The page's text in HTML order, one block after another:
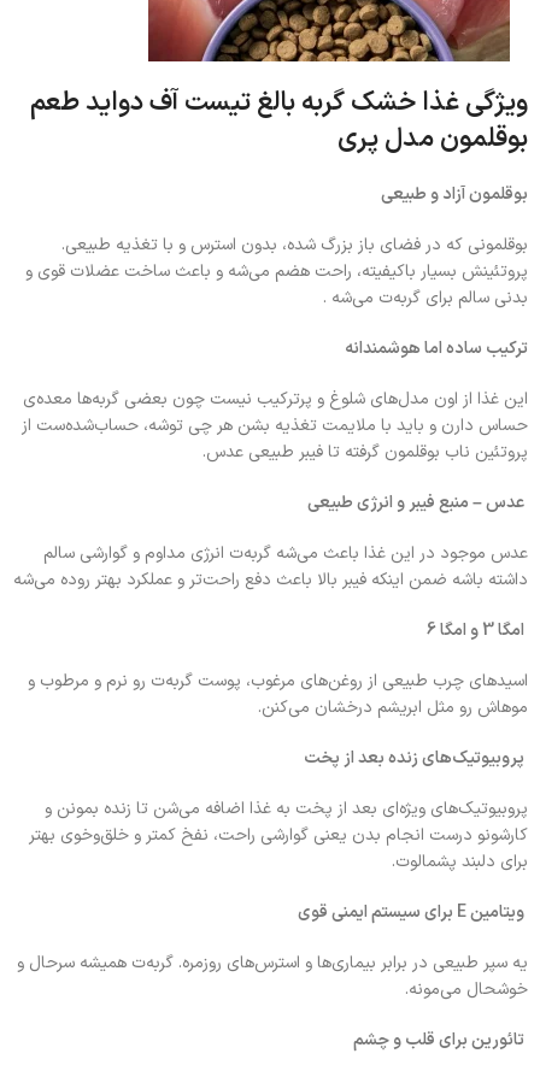
ویژگی‌ غذا خشک گربه بالغ تیست آف دواید طعم
بوقلمون مدل پری
بوقلمون آزاد و طبیعی
بوقلمونی که در فضای باز بزرگ شده، بدون استرس و با تغذیه طبیعی.
پروتئینش بسیار باکیفیته، راحت هضم می‌شه و باعث ساخت عضلات قوی و
بدنی سالم برای گربه‌ت می‌شه .
ترکیب ساده اما هوشمندانه
این غذا از اون مدل‌های شلوغ و پرترکیب نیست چون بعضی گربه‌ها معده‌ی
حساس دارن و باید با ملایمت تغذیه بشن هر چی توشه، حساب‌شده‌ست از
پروتئین ناب بوقلمون گرفته تا فیبر طبیعی عدس.
عدس – منبع فیبر و انرژی طبیعی
عدس موجود در این غذا باعث می‌شه گربه‌ت انرژی مداوم و گوارشی سالم
داشته باشه ضمن اینکه فیبر بالا باعث دفع راحت‌تر و عملکرد بهتر روده می‌شه
امگا 3 و امگا 6
اسیدهای چرب طبیعی از روغن‌های مرغوب، پوست گربه‌ت رو نرم و مرطوب و
موهاش رو مثل ابریشم درخشان می‌کنن.
پروبیوتیک‌های زنده بعد از پخت
پروبیوتیک‌های ویژه‌ای بعد از پخت به غذا اضافه می‌شن تا زنده بمونن و
کارشونو درست انجام بدن یعنی گوارشی راحت، نفخ کمتر و خلق‌وخوی بهتر
برای دلبند پشمالوت.
ویتامین E برای سیستم ایمنی قوی
یه سپر طبیعی در برابر بیماری‌ها و استرس‌های روزمره. گربه‌ت همیشه سرحال و
خوشحال می‌مونه.
تائورین برای قلب و چشم